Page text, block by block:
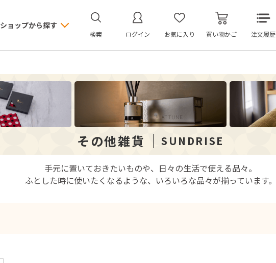
ショップから探す
検索 ログイン お気に入り 買い物かご 注文履歴
その他雑貨 SUNDRISE
手元に置いておきたいものや、日々の生活で使える品々。
ふとした時に使いたくなるような、いろいろな品々が揃っています。